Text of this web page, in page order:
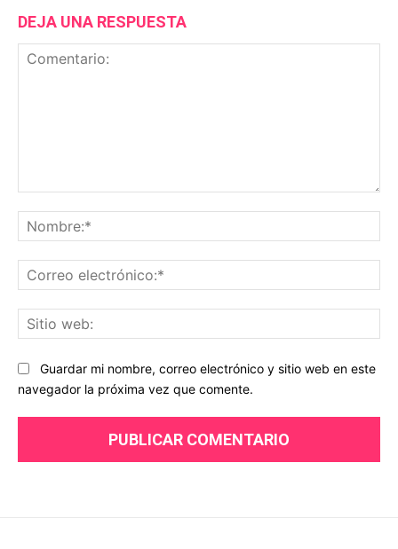
DEJA UNA RESPUESTA
Guardar mi nombre, correo electrónico y sitio web en este
navegador la próxima vez que comente.